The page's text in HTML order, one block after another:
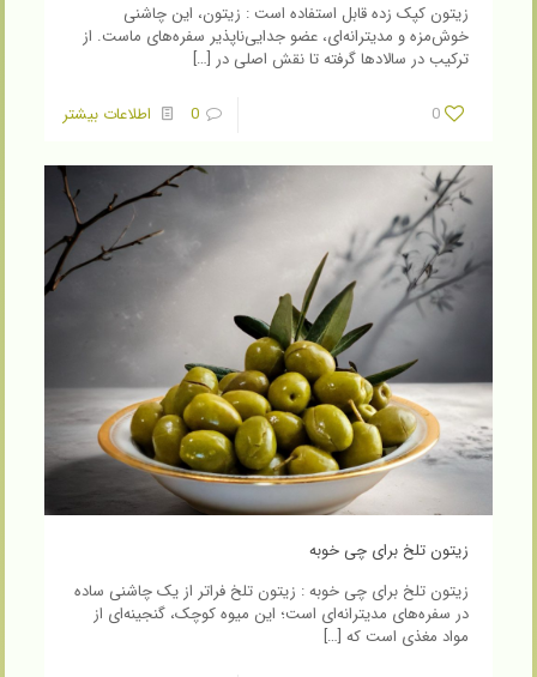
زیتون کپک زده قابل استفاده است : زیتون، این چاشنی
خوش‌مزه و مدیترانه‌ای، عضو جدایی‌ناپذیر سفره‌های ماست. از
ترکیب در سالادها گرفته تا نقش اصلی در […]
0
0 اطلاعات بیشتر
زیتون تلخ برای چی خوبه
زیتون تلخ برای چی خوبه : زیتون تلخ فراتر از یک چاشنی ساده
در سفره‌های مدیترانه‌ای است؛ این میوه کوچک، گنجینه‌ای از
مواد مغذی است که […]